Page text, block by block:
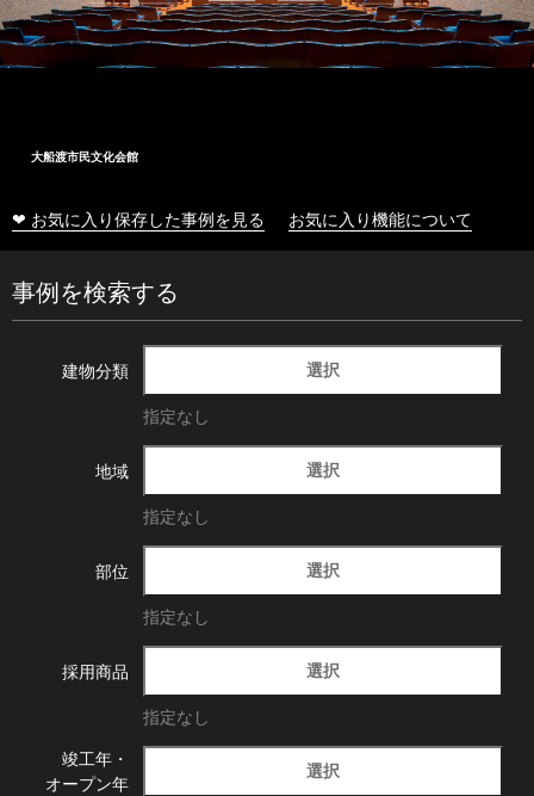
大船渡市民文化会館
❤ お気に入り保存した事例を見る お気に入り機能について
事例を検索する
建物分類 選択
指定なし
地域 選択
指定なし
部位 選択
指定なし
採用商品 選択
指定なし
竣工年・
オープン年
選択